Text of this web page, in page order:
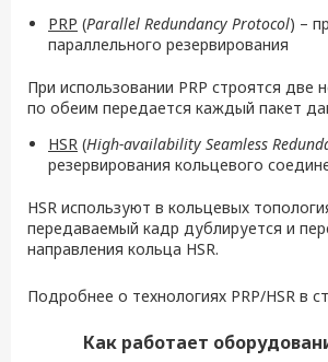
PRP (Parallel Redundancy Protocol) –
параллельного резервирования
При использовании PRP строятся две
по обеим передается каждый пакет
HSR (High-availability Seamless
резервирования кольцевого
HSR используют в кольцевых
передаваемый кадр дублируется и
направления кольца HSR.
Подробнее о технологиях PRP/HSR в
Как работает